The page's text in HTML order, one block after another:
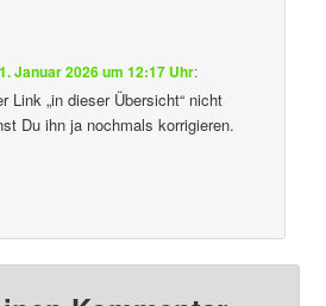
Januar 2026 um 12:17 Uhr:
Link „in dieser Übersicht“ nicht
Du ihn ja nochmals korrigieren.